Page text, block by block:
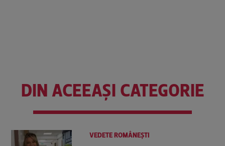
DIN ACEEAȘI CATEGORIE
VEDETE ROMÂNEŞTI